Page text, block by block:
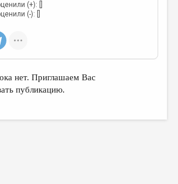
(+): []
(-): []
нет. Приглашаем Вас
публикацию.